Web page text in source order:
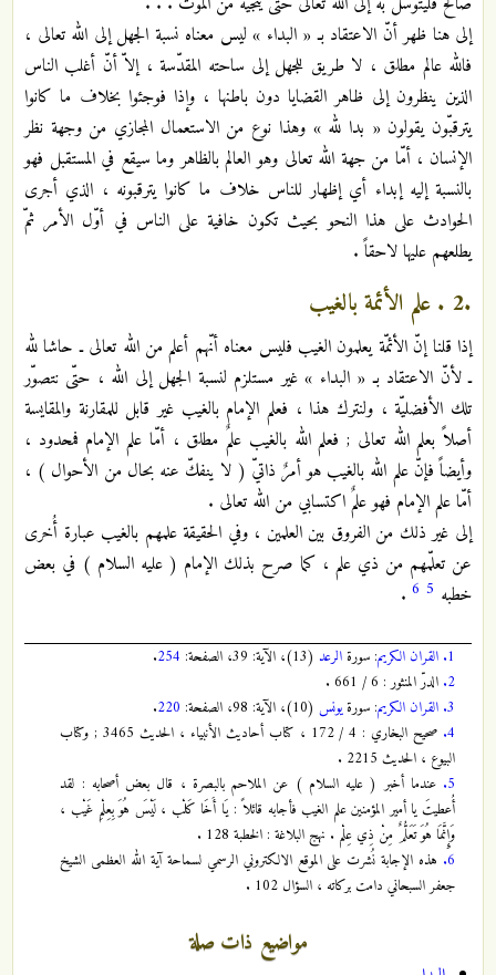
إلى هنا ظهر أنّ الاعتقاد بـ « البداء » ليس معناه نسبة الجهل إلى الله تعالى ،
فالله عالم مطلق ، لا طريق للجهل إلى ساحته المقدّسة ، إلاّ أنّ أغلب الناس
الذين ينظرون إلى ظاهر القضايا دون باطنها ، وإذا فوجئوا بخلاف ما كانوا
يترقبّون يقولون « بدا لله » وهذا نوع من الاستعمال المجازي من وجهة نظر
الإنسان ، أمّا من جهة الله تعالى وهو العالم بالظاهر وما سيقع في المستقبل فهو
بالنسبة إليه إبداء أي إظهار للناس خلاف ما كانوا يترقبونه ، الذي أجرى
الحوادث على هذا النحو بحيث تكون خافية على الناس في أوّل الأمر ثمّ
يطلعهم عليها لاحقاً .
.2 . علم الأئمة بالغيب
إذا قلنا إنّ الأئمّة يعلمون الغيب فليس معناه أنّهم أعلم من الله تعالى ـ حاشا لله
ـ لأنّ الاعتقاد بـ « البداء » غير مستلزم لنسبة الجهل إلى الله ، حتّى نتصوّر
تلك الأفضليّة ، ولنترك هذا ، فعلم الإمام بالغيب غير قابل للمقارنة والمقايسة
أصلاً بعلم الله تعالى ; فعلم الله بالغيب علمٌ مطلق ، أمّا علم الإمام فمحدود ،
وأيضاً فإنّ علم الله بالغيب هو أمرٌ ذاتيّ ( لا ينفكّ عنه بحال من الأحوال ) ،
أمّا علم الإمام فهو علمٌ اكتسابي من الله تعالى .
إلى غير ذلك من الفروق بين العلمين ، وفي الحقيقة علمهم بالغيب عبارة أُخرى
عن تعلّمهم من ذي علم ، كما صرح بذلك الإمام ( عليه السلام ) في بعض
خطبه 5
6
.
1. القران الكريم: سورةالرعد (13)، الآية: 39، الصفحة: 254
.
2. الدرّ المنثور : 6 / 661 .
3. القران الكريم: سورةيونس (10)، الآية: 98، الصفحة: 220
.
4.
صحيح البخاري : 4 / 172 ، كتاب أحاديث الأنبياء ، الحديث 3465 ; وكتاب
البيوع ، الحديث 2215 .
5. عندما أخبر ( عليه السلام ) عن الملاحم بالبصرة ، قال بعض أصحابه : لقد
أُعطيتَ يا أمير المؤمنين علم الغيب فأجابه قائلاً : يَا أَخَا كَلْب ، لَيْسَ هُوَ بِعِلْمِ غَيْب ،
وَإِنَّمَا هُوَ تَعَلُّمٌ مِنْ ذِي عِلْم . نهج البلاغة : الخطبة 128 .
6. هذه الإجابة نُشرت على الموقع الالكتروني الرسمي لسماحة آية الله العظمى الشيخ
جعفر السبحاني دامت بركاته ، السؤال 102 .
مواضيع ذات صلة